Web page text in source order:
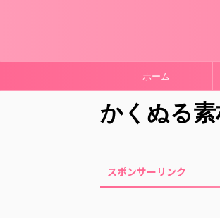
ホーム
かくぬる
スポンサーリンク